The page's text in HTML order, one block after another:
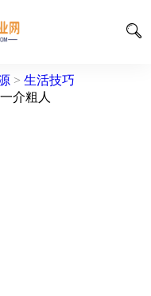
> 生活技巧